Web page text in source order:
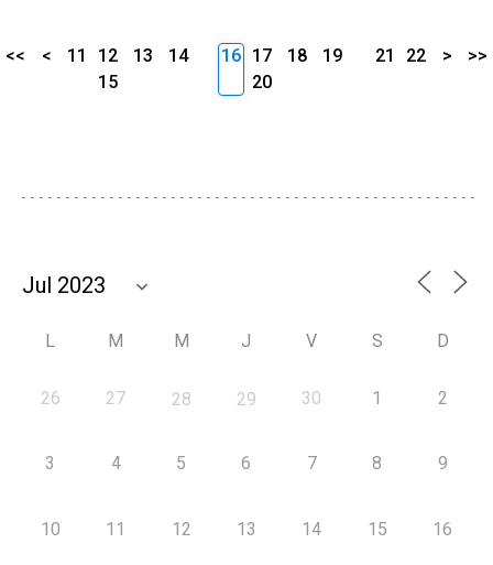
<< < 11 12 13
14
15
16 17 18
19
20
21 22 > >>
L M M J V S D
26 27 28 29 30 1 2
3 4 5 6 7 8 9
10 11 12 13 14 15 16